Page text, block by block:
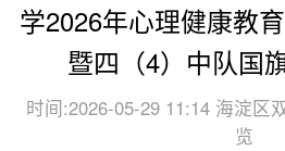
学2026年心理健康教
暨四（4）中队国
时间:2026-05-29 11:14 海淀区
览